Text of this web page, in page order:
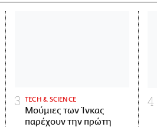
ΤECH & SCIENCE
Μούμιες των Ίνκας
παρέχουν την πρώτη